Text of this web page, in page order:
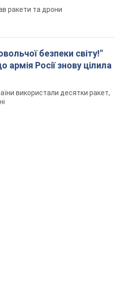
ракети та дрони
безпеки світу!"
армія Росії знову цілила
використали десятки ракет,